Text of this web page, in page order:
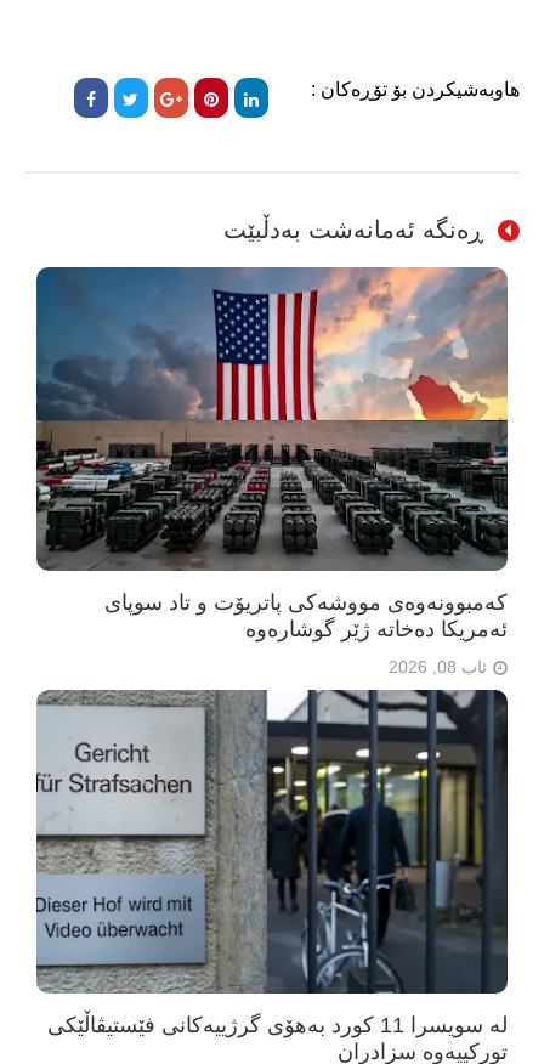
هاوبەشیکردن بۆ تۆڕەکان :
ڕەنگە ئەمانەشت بەدڵبێت
کەمبوونەوەی مووشەکی پاتریۆت و تاد سوپای
ئەمریکا دەخاتە ژێر گوشارەوە
ئاب 08, 2026
لە سویسرا 11 کورد بەهۆی گرژییەکانی فێستیڤاڵێکی
تورکییەوە سزادران